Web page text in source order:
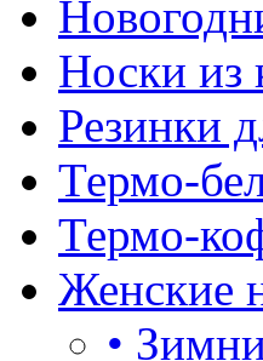
Носки из
Резинки
Термо-
Термо-
Женские
•